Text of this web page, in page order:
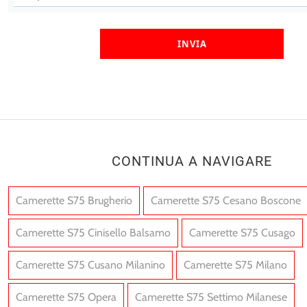
INVIA
CONTINUA A NAVIGARE
Camerette S75 Brugherio Camerette S75 Cesano Boscone
Camerette S75 Cinisello Balsamo Camerette S75 Cusago
Camerette S75 Cusano Milanino Camerette S75 Milano
Camerette S75 Opera Camerette S75 Settimo Milanese